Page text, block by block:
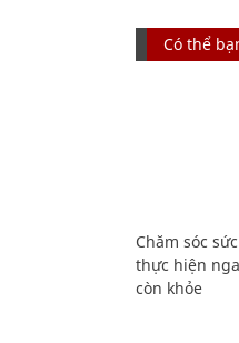
Có thể
Chăm sóc
thực hiện
còn khỏe